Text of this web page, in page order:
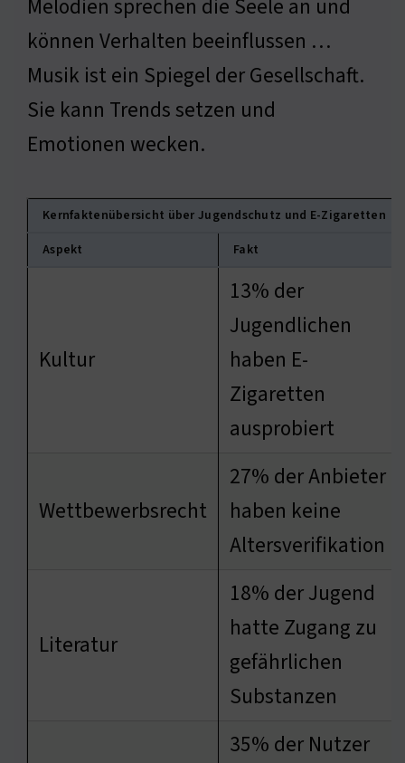
Melodien sprechen die Seele an und
können Verhalten beeinflussen …
Musik ist ein Spiegel der Gesellschaft.
Sie kann Trends setzen und
Emotionen wecken.
Kernfaktenübersicht über Jugendschutz und E-Zigaretten
Aspekt
Fakt
Kultur
13% der
Jugendlichen
haben E-
Zigaretten
ausprobiert
Wettbewerbsrecht
27% der Anbieter
haben keine
Altersverifikation
Literatur
18% der Jugend
hatte Zugang zu
gefährlichen
Substanzen
35% der Nutzer